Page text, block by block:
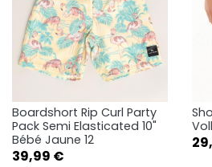
Boardshort Rip Curl Party
Pack Semi Elasticated 10"
Bébé Jaune 12
Prix
39,99 €
Prix